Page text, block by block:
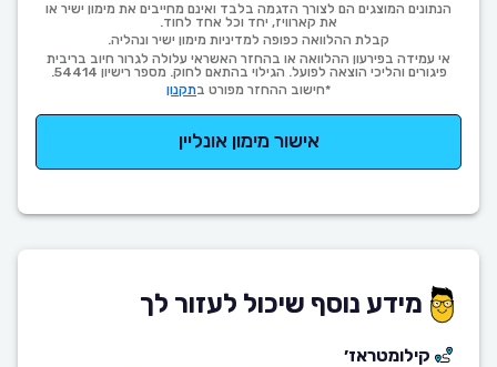
הנתונים המוצגים הם לצורך הדגמה בלבד ואינם מחייבים את מימון ישיר או
את קארוויז, יחד וכל אחד לחוד.
קבלת ההלוואה כפופה למדיניות מימון ישיר ונהליה.
אי עמידה בפירעון ההלוואה או בהחזר האשראי עלולה לגרור חיוב בריבית
פיגורים והליכי הוצאה לפועל. הגילוי בהתאם לחוק. מספר רישיון 54414.
*חישוב ההחזר מפורט בתקנון
אישור מימון אונליין
מידע נוסף שיכול לעזור לך
קילומטראז׳